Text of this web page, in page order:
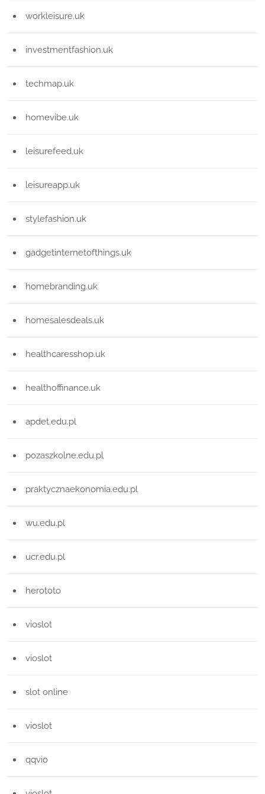
workleisure.uk
investmentfashion.uk
techmap.uk
homevibe.uk
leisurefeed.uk
leisureapp.uk
stylefashion.uk
gadgetinternetofthings.uk
homebranding.uk
homesalesdeals.uk
healthcaresshop.uk
healthoffinance.uk
apdet.edu.pl
pozaszkolne.edu.pl
praktycznaekonomia.edu.pl
wu.edu.pl
ucr.edu.pl
herototo
vioslot
vioslot
slot online
vioslot
qqvio